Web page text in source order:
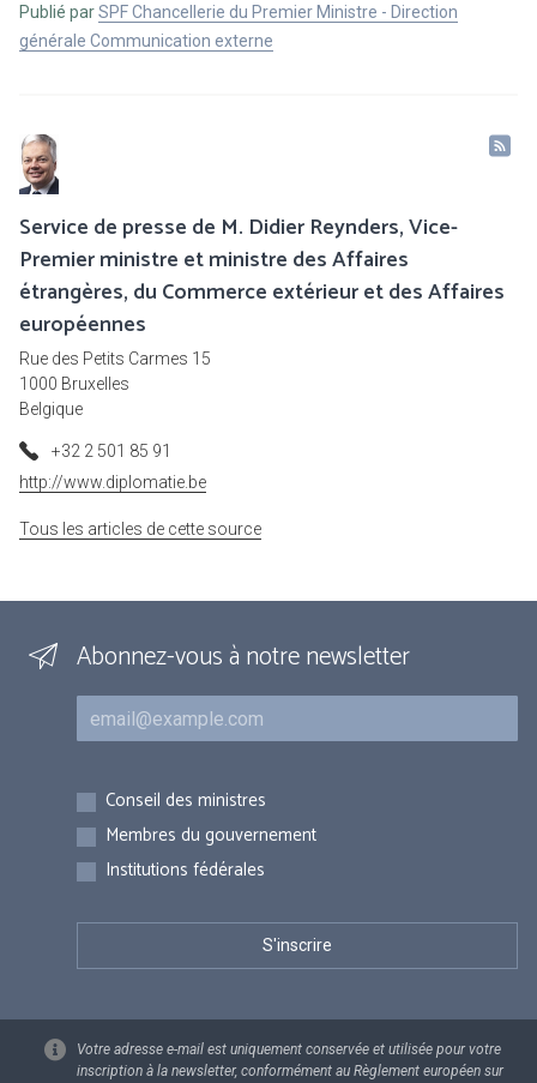
Publié parSPF Chancellerie du Premier Ministre - Direction
générale Communication externe
Service de presse de M. Didier Reynders, Vice-
Premier ministre et ministre des Affaires
étrangères, du Commerce extérieur et des Affaires
européennes
Rue des Petits Carmes 15
1000 Bruxelles
Belgique
+32 2 501 85 91
http://www.diplomatie.be
Tous les articles de cette source
Abonnez-vous à notre newsletter
Courriel
Inscriptions
Conseil des ministres
Membres du gouvernement
Institutions fédérales
Votre adresse e-mail est uniquement conservée et utilisée pour votre
inscription à la newsletter, conformément au Règlement européen sur